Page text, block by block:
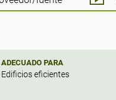
ADECUADO PARA
Edificios eficientes